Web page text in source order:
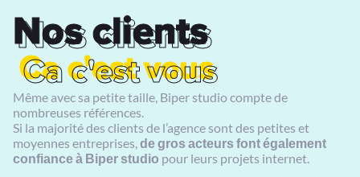
Nos clients
Nos clients
Ca c'est vous
Ca c'est vous
Même avec sa petite taille, Biper studio compte de
nombreuses références.
Si la majorité des clients de l’agence sont des petites et
moyennes entreprises,de gros acteurs font également
confiance à Biper studio pour leurs projets internet.